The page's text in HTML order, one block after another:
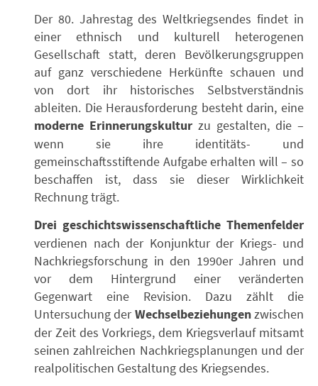
Der 80. Jahrestag des Weltkriegsendes findet in
einer ethnisch und kulturell heterogenen
Gesellschaft statt, deren Bevölkerungsgruppen
auf ganz verschiedene Herkünfte schauen und
von dort ihr historisches Selbstverständnis
ableiten. Die Herausforderung besteht darin, eine
moderne Erinnerungskultur zu gestalten, die –
wenn sie ihre identitäts- und
gemeinschaftsstiftende Aufgabe erhalten will – so
beschaffen ist, dass sie dieser Wirklichkeit
Rechnung trägt.
Drei geschichtswissenschaftliche Themenfelder
verdienen nach der Konjunktur der Kriegs- und
Nachkriegsforschung in den 1990er Jahren und
vor dem Hintergrund einer veränderten
Gegenwart eine Revision. Dazu zählt die
Untersuchung derWechselbeziehungenzwischen
der Zeit des Vorkriegs, dem Kriegsverlauf mitsamt
seinen zahlreichen Nachkriegsplanungen und der
realpolitischen Gestaltung des Kriegsendes.